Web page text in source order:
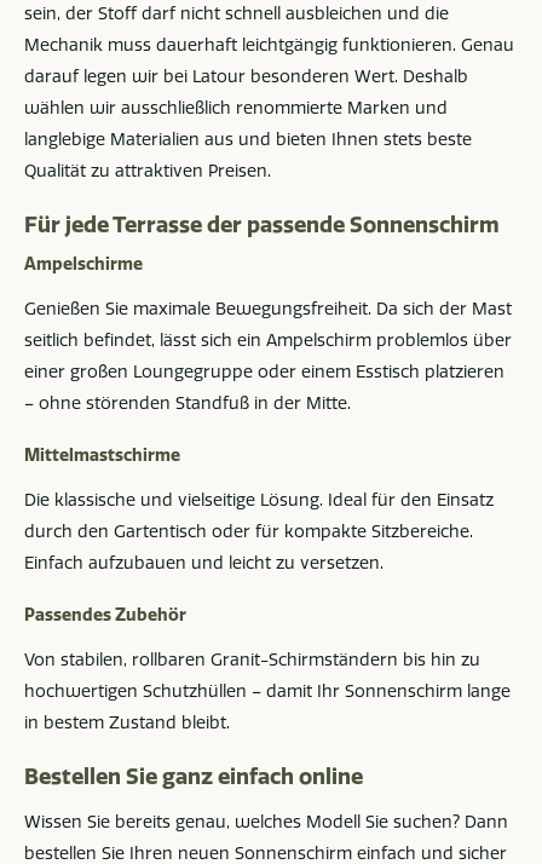
sein, der Stoff darf nicht schnell ausbleichen und die
Mechanik muss dauerhaft leichtgängig funktionieren. Genau
darauf legen wir bei Latour besonderen Wert. Deshalb
wählen wir ausschließlich renommierte Marken und
langlebige Materialien aus und bieten Ihnen stets beste
Qualität zu attraktiven Preisen.
Für jede Terrasse der passende Sonnenschirm
Ampelschirme
Genießen Sie maximale Bewegungsfreiheit. Da sich der Mast
seitlich befindet, lässt sich ein Ampelschirm problemlos über
einer großen Loungegruppe oder einem Esstisch platzieren
– ohne störenden Standfuß in der Mitte.
Mittelmastschirme
Die klassische und vielseitige Lösung. Ideal für den Einsatz
durch den Gartentisch oder für kompakte Sitzbereiche.
Einfach aufzubauen und leicht zu versetzen.
Passendes Zubehör
Von stabilen, rollbaren Granit-Schirmständern bis hin zu
hochwertigen Schutzhüllen – damit Ihr Sonnenschirm lange
in bestem Zustand bleibt.
Bestellen Sie ganz einfach online
Wissen Sie bereits genau, welches Modell Sie suchen? Dann
bestellen Sie Ihren neuen Sonnenschirm einfach und sicher